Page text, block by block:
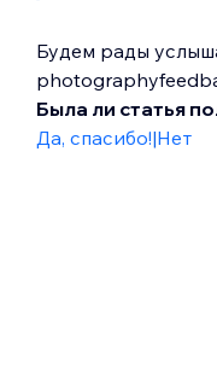
Будем рады
Была ли статья
Да, спасибо!|Нет